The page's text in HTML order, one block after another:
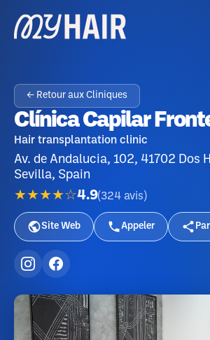
← Retour aux Cliniques
Clínica Capilar
Hair transplantation clinic
Av. de Andalucia, 102, 41702 Dos
Sevilla, Spain
★★★★☆4.9(324 avis )
Site Web Appeler